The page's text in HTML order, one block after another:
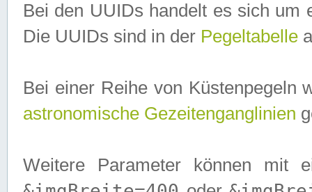
Bei den UUIDs handelt es sich um
Die UUIDs sind in der Pegeltabelle
Bei einer Reihe von Küstenpegeln
astronomische Gezeitenganglinien
Weitere Parameter können mit